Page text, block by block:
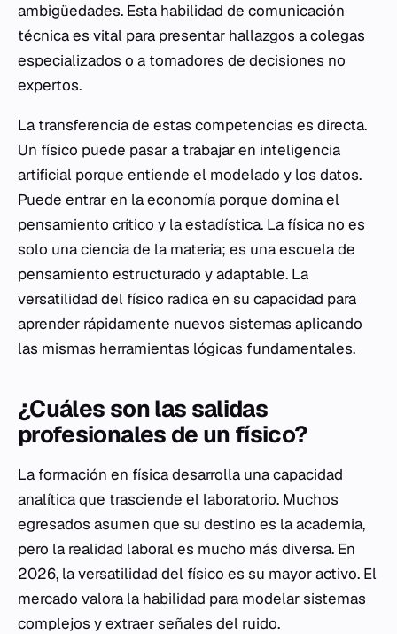
ambigüedades. Esta habilidad de comunicación
técnica es vital para presentar hallazgos a colegas
especializados o a tomadores de decisiones no
expertos.
La transferencia de estas competencias es directa.
Un físico puede pasar a trabajar en inteligencia
artificial porque entiende el modelado y los datos.
Puede entrar en la economía porque domina el
pensamiento crítico y la estadística. La física no es
solo una ciencia de la materia; es una escuela de
pensamiento estructurado y adaptable. La
versatilidad del físico radica en su capacidad para
aprender rápidamente nuevos sistemas aplicando
las mismas herramientas lógicas fundamentales.
¿Cuáles son las salidas
profesionales de un físico?
La formación en física desarrolla una capacidad
analítica que trasciende el laboratorio. Muchos
egresados asumen que su destino es la academia,
pero la realidad laboral es mucho más diversa. En
2026, la versatilidad del físico es su mayor activo. El
mercado valora la habilidad para modelar sistemas
complejos y extraer señales del ruido.